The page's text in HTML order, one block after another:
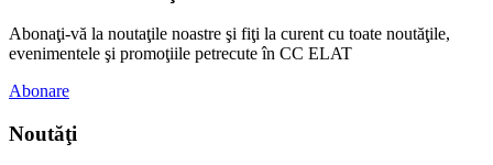
Abonaţi-vă la noutaţile noastre şi fiţi la curent cu toate noutăţile,
evenimentele şi promoţiile petrecute în CC ELAT
Abonare
Noutăţi